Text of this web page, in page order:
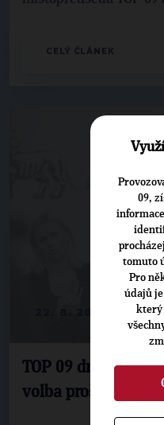
CELÝ ČLÁNEK
TOP 09 drží své
volba prošla
09,
tomuto
Pro
údajů
který